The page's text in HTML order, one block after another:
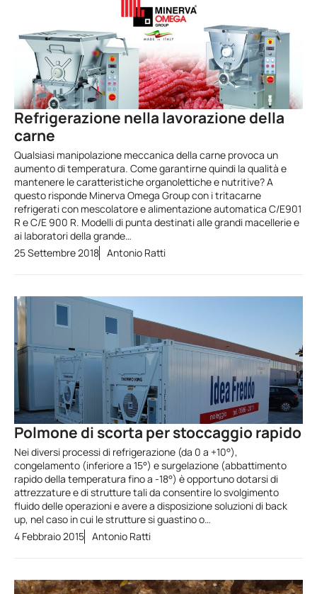
Refrigerazione nella lavorazione della
carne
Qualsiasi manipolazione meccanica della carne provoca un
aumento di temperatura. Come garantirne quindi la qualità e
mantenere le caratteristiche organolettiche e nutritive? A
questo risponde Minerva Omega Group con i tritacarne
refrigerati con mescolatore e alimentazione automatica C/E901
R e C/E 900 R. Modelli di punta destinati alle grandi macellerie e
ai laboratori della grande…
25 Settembre 2018 Antonio Ratti
Polmone di scorta per stoccaggio rapido
Nei diversi processi di refrigerazione (da 0 a +10°),
congelamento (inferiore a 15°) e surgelazione (abbattimento
rapido della temperatura fino a -18°) è opportuno dotarsi di
attrezzature e di strutture tali da consentire lo svolgimento
fluido delle operazioni e avere a disposizione soluzioni di back
up, nel caso in cui le strutture si guastino o…
4 Febbraio 2015 Antonio Ratti